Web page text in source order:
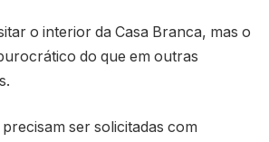
o interior da Casa Branca, mas o
do que em outras
ser solicitadas com